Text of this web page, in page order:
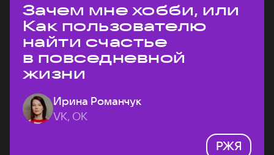
Зачем мне хобби, или
Как пользователю
найти счастье
в повседневной
жизни
Ирина Романчук
VK, ОК
РЖЯ